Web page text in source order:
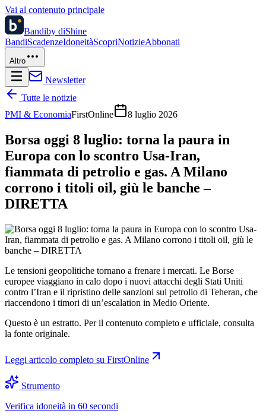
Vai al contenuto principale
Bandiby diShine
BandiScadenzeIdoneitàScopriNotizieAbbonati
Altro
Newsletter
Tutte le notizie
PMI & EconomiaFirstOnline 8 luglio 2026
Borsa oggi 8 luglio: torna la paura in
Europa con lo scontro Usa-Iran,
fiammata di petrolio e gas. A Milano
corrono i titoli oil, giù le banche –
DIRETTA
Le tensioni geopolitiche tornano a frenare i mercati. Le Borse
europee viaggiano in calo dopo i nuovi attacchi degli Stati Uniti
contro l’Iran e il ripristino delle sanzioni sul petrolio di Teheran, che
riaccendono i timori di un’escalation in Medio Oriente.
Questo è un estratto. Per il contenuto completo e ufficiale, consulta
la fonte originale.
Leggi articolo completo su FirstOnline
Strumento
Verifica idoneità in 60 secondi